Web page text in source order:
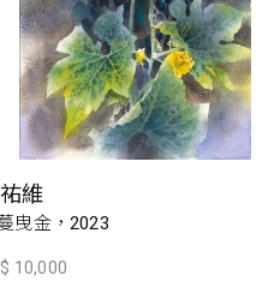
維
曳金，2023
10,000